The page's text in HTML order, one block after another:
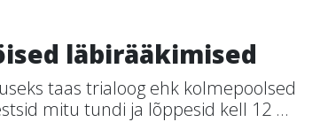
läbirääkimised
taas trialoog ehk kolmepoolsed
mitu tundi ja lõppesid kell 12 ...